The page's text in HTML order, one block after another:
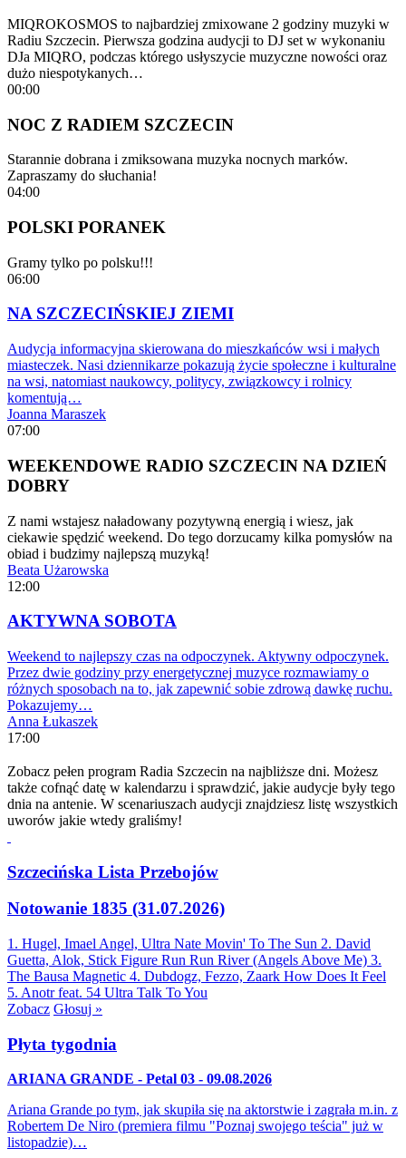
MIQROKOSMOS to najbardziej zmixowane 2 godziny muzyki w
Radiu Szczecin. Pierwsza godzina audycji to DJ set w wykonaniu
DJa MIQRO, podczas którego usłyszycie muzyczne nowości oraz
dużo niespotykanych…
00:00
NOC Z RADIEM SZCZECIN
Starannie dobrana i zmiksowana muzyka nocnych marków.
Zapraszamy do słuchania!
04:00
POLSKI PORANEK
Gramy tylko po polsku!!!
06:00
NA SZCZECIŃSKIEJ ZIEMI
Audycja informacyjna skierowana do mieszkańców wsi i małych
miasteczek. Nasi dziennikarze pokazują życie społeczne i kulturalne
na wsi, natomiast naukowcy, politycy, związkowcy i rolnicy
komentują…
Joanna Maraszek
07:00
WEEKENDOWE RADIO SZCZECIN NA DZIEŃ
DOBRY
Z nami wstajesz naładowany pozytywną energią i wiesz, jak
ciekawie spędzić weekend. Do tego dorzucamy kilka pomysłów na
obiad i budzimy najlepszą muzyką!
Beata Użarowska
12:00
AKTYWNA SOBOTA
Weekend to najlepszy czas na odpoczynek. Aktywny odpoczynek.
Przez dwie godziny przy energetycznej muzyce rozmawiamy o
różnych sposobach na to, jak zapewnić sobie zdrową dawkę ruchu.
Pokazujemy…
Anna Łukaszek
17:00
Zobacz pełen program Radia Szczecin na najbliższe dni. Możesz
także cofnąć datę w kalendarzu i sprawdzić, jakie audycje były tego
dnia na antenie. W scenariuszach audycji znajdziesz listę wszystkich
uworów jakie wtedy graliśmy!
Szczecińska Lista Przebojów
Notowanie 1835 (31.07.2026)
1. Hugel, Imael Angel, Ultra Nate Movin' To The Sun 2. David
Guetta, Alok, Stick Figure Run Run River (Angels Above Me) 3.
The Bausa Magnetic 4. Dubdogz, Fezzo, Zaark How Does It Feel
5. Anotr feat. 54 Ultra Talk To You
Zobacz Głosuj »
Płyta tygodnia
ARIANA GRANDE - Petal 03 - 09.08.2026
Ariana Grande po tym, jak skupiła się na aktorstwie i zagrała m.in. z
Robertem De Niro (premiera filmu "Poznaj swojego teścia" już w
listopadzie)…